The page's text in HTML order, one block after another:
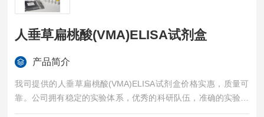
人垂草扁桃酸(VMA)ELISA试剂盒
产品简介
我司提供的人垂草扁桃酸(VMA)ELISA试剂盒价格实惠，质量可
靠。公司拥有稳定的实验体系，优秀的科研队伍，准确的实验结
果，是您值得信赖的合作伙伴，凡购买我司的试剂盒产品都可提